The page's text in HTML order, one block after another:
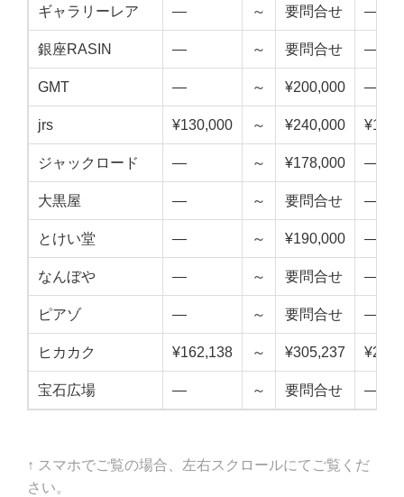
ギャラリーレア — ～ 要問合せ —
銀座RASIN — ～ 要問合せ —
GMT — ～ ¥200,000 —
jrs ¥130,000 ～ ¥240,000
ジャックロード — ～ ¥178,000 —
大黒屋 — ～ 要問合せ —
とけい堂 — ～ ¥190,000 —
なんぼや — ～ 要問合せ —
ピアゾ — ～ 要問合せ —
ヒカカク ¥162,138 ～ ¥305,237
宝石広場 — ～ 要問合せ —
↑ スマホでご覧の場合、左右スクロールにてご覧くだ
さい。